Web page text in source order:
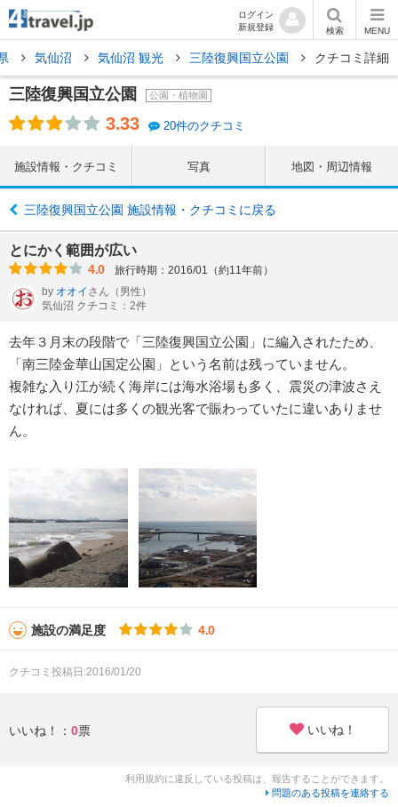
ログイン
新規登録
検索 MENU
気仙沼 気仙沼 観光 三陸復興国立公園 クチコミ詳細
三陸復興国立公園 公園・植物園
3.33 20件のクチコミ
施設情報・クチコミ 写真 地図・周辺情報
三陸復興国立公園 施設情報・クチコミに戻る
とにかく範囲が広い
4.0
旅行時期：2016/01（約11年前）
by オオイ さん （男性）
気仙沼 クチコミ：2件
去年３月末の段階で「三陸復興国立公園」に編入されたため、
「南三陸金華山国定公園」という名前は残っていません。
複雑な入り江が続く海岸には海水浴場も多く、震災の津波さえ
なければ、夏には多くの観光客で賑わっていたに違いありませ
ん。
施設の満足度 4.0
クチコミ投稿日:2016/01/20
いいね！： 0票 いいね！
利用規約に違反している投稿は、報告することができます。
問題のある投稿を連絡する